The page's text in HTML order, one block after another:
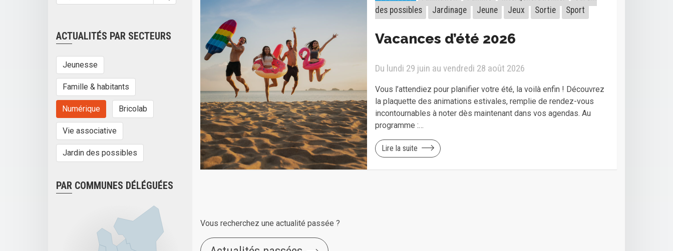
ACTUALITÉS PAR SECTEURS
Jeunesse
Famille & habitants
Numérique Bricolab
Vie associative
Jardin des possibles
PAR COMMUNES DÉLÉGUÉES
des possibles
Jardinage Jeune Jeux Sortie Sport
Vacances d’été 2026
Du lundi 29 juin au vendredi 28 août 2026
Vous l’attendiez pour planifier votre été, la voilà enfin ! Découvrez
la plaquette des animations estivales, remplie de rendez-vous
incontournables à noter dès maintenant dans vos agendas. Au
programme :…
Lire la suite
Vous recherchez une actualité passée ?